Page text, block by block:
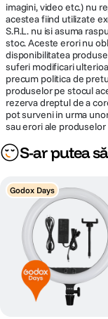
imagini, video etc.) nu
acestea fiind utilizate
S.R.L. nu isi asuma
stoc. Aceste erori nu
disponibilitatea
suferi modificari
precum politica de
produselor pe stocul
rezerva dreptul de a
pot surveni in urma
sau erori ale
S-ar putea
Godox Days